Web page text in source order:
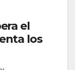
el
los